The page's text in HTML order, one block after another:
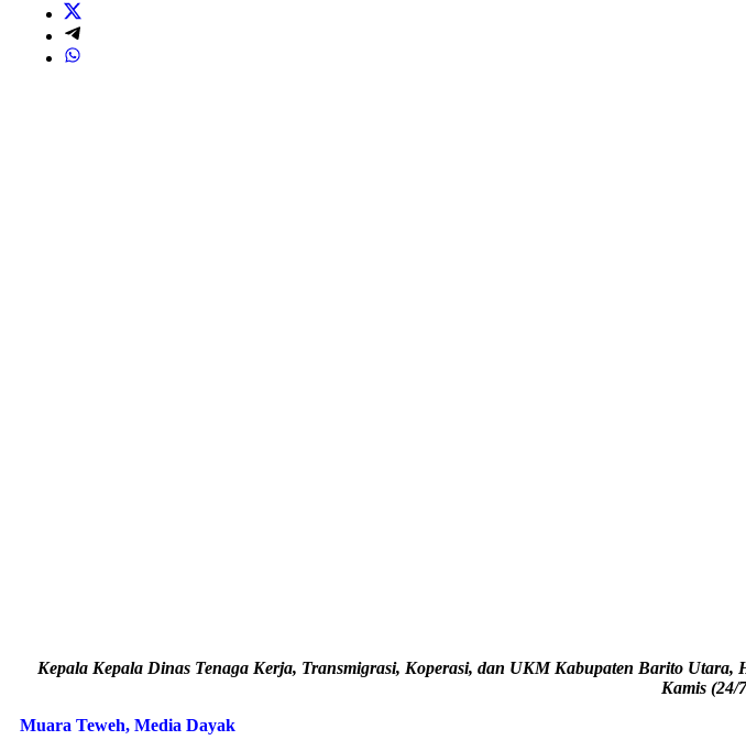
Kepala Kepala Dinas Tenaga Kerja, Transmigrasi, Koperasi, dan UKM Kabupaten Barito
Kamis (24/
Muara Teweh, Media Dayak